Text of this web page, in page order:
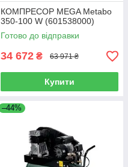
КОМПРЕСОР MEGA Metabo
350-100 W (601538000)
Готово до відправки
34 672 ₴ 63 971 ₴
Купити
–44%